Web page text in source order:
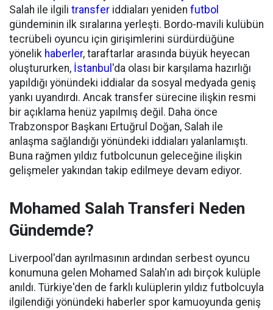
Salah ile ilgili transfer iddiaları yeniden futbol
gündeminin ilk sıralarına yerleşti. Bordo-mavili kulübün
tecrübeli oyuncu için girişimlerini sürdürdüğüne
yönelik haberler, taraftarlar arasında büyük heyecan
oluştururken, İstanbul 'da olası bir karşılama hazırlığı
yapıldığı yönündeki iddialar da sosyal medyada geniş
yankı uyandırdı. Ancak transfer sürecine ilişkin resmi
bir açıklama henüz yapılmış değil. Daha önce
Trabzonspor Başkanı Ertuğrul Doğan, Salah ile
anlaşma sağlandığı yönündeki iddiaları yalanlamıştı.
Buna rağmen yıldız futbolcunun geleceğine ilişkin
gelişmeler yakından takip edilmeye devam ediyor.
Mohamed Salah Transferi Neden
Gündemde?
Liverpool'dan ayrılmasının ardından serbest oyuncu
konumuna gelen Mohamed Salah'ın adı birçok kulüple
anıldı. Türkiye'den de farklı kulüplerin yıldız futbolcuyla
ilgilendiği yönündeki haberler spor kamuoyunda geniş